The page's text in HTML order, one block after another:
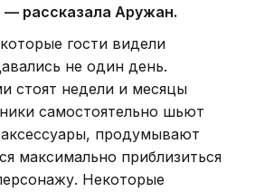
— рассказала Аружан.
гости видели
не один день.
стоят недели и месяцы
самостоятельно шьют
продумывают
максимально приблизиться
Некоторые